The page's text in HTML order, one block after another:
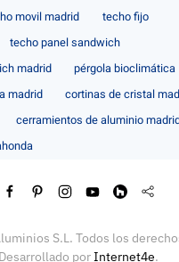
movil madrid
techo fijo
techo panel sandwich
madrid
pérgola bioclimática
madrid
cortinas de cristal
cerramientos de aluminio
S.L. Todos los
Desarrollado porInternet4e.